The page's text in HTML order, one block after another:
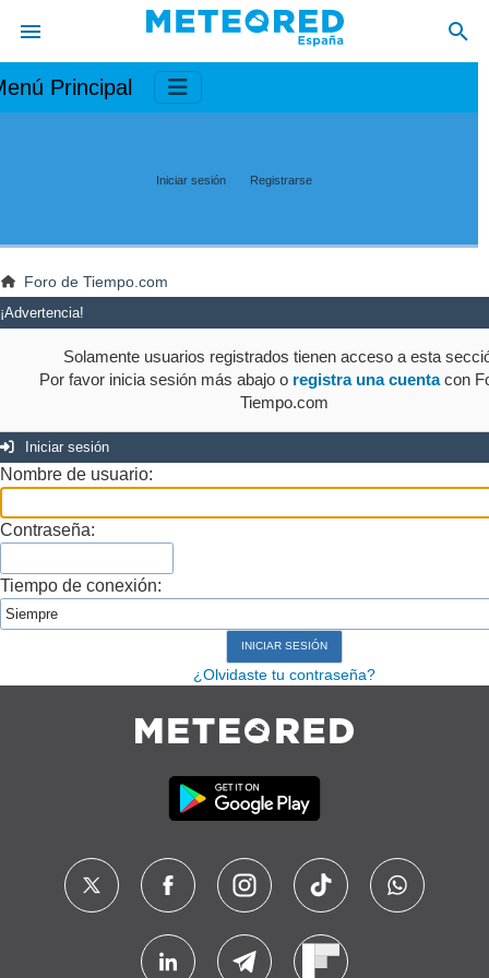
Principal
Iniciar sesión Registrarse
Foro de Tiempo.com
¡Advertencia!
Solamente usuarios registrados tienen acceso a esta
Por favor inicia sesión más abajo o registra una cuentacon
Tiempo.com
Iniciar sesión
Nombre de usuario:
Contraseña:
Tiempo de conexión:
¿Olvidaste tu contraseña?